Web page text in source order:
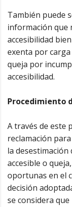
También puede
información que
accesibilidad
exenta por
queja por
accesibilidad.
Procedimiento
A través de este
reclamación
la
accesible o
oportunas en el
decisión
se considera